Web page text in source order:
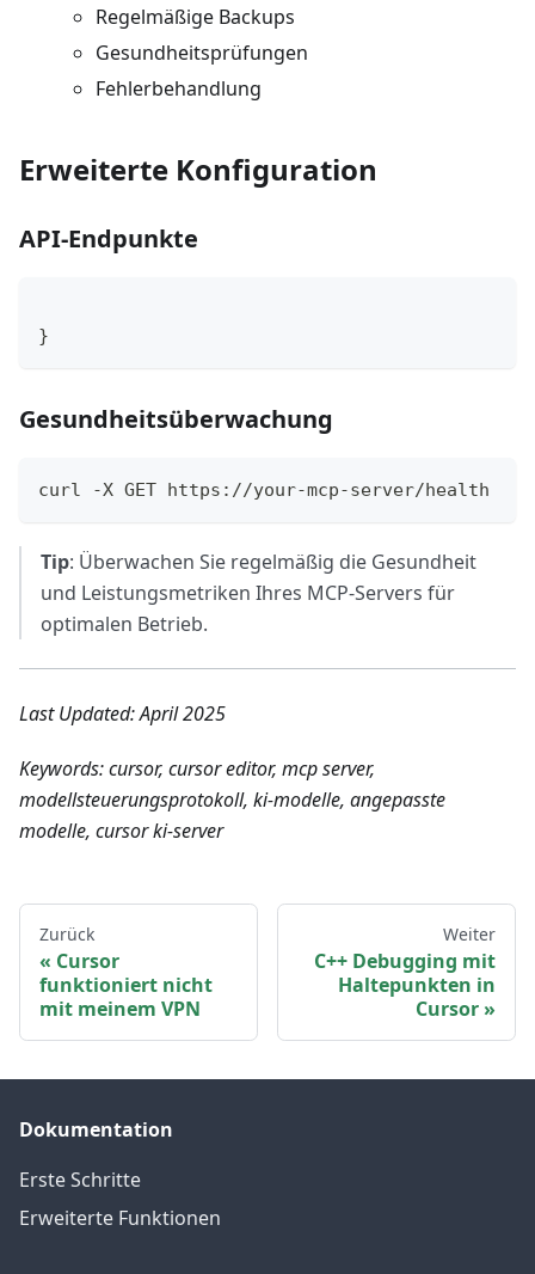
Regelmäßige Backups
Gesundheitsprüfungen
Fehlerbehandlung
Erweiterte Konfiguration
API-Endpunkte
}
Gesundheitsüberwachung
curl -X GET https://your-mcp-server/health
Tip: Überwachen Sie regelmäßig die Gesundheit
und Leistungsmetriken Ihres MCP-Servers für
optimalen Betrieb.
Last Updated: April 2025
Keywords: cursor, cursor editor, mcp server,
modellsteuerungsprotokoll, ki-modelle, angepasste
modelle, cursor ki-server
Zurück
Cursor
funktioniert nicht
mit meinem VPN
Weiter
C++ Debugging mit
Haltepunkten in
Cursor
Dokumentation
Erste Schritte
Erweiterte Funktionen